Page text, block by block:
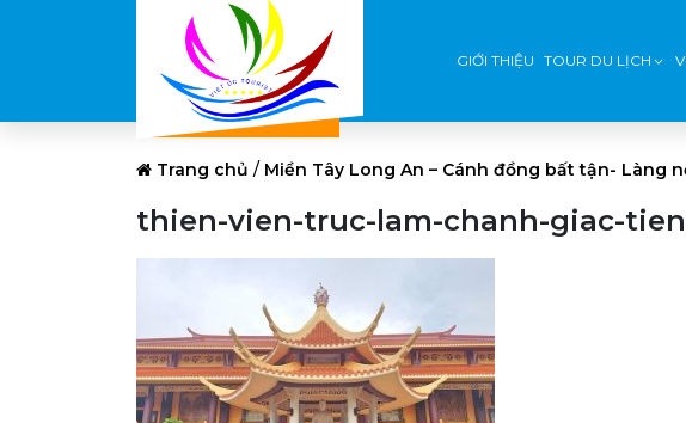
GIỚI THIỆU TOUR DU LỊCH
Trang chủ / Miền Tây Long An – Cánh đồng bất tận- Làng
thien-vien-truc-lam-chanh-giac-